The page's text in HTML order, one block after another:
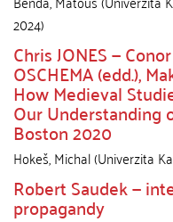
2024)
Chris JONES —
OSCHEMA (edd.),
How Medieval
Our Understanding
Boston 2020
Hokeš, Michal(Univerzita
Robert Saudek —
propagandy